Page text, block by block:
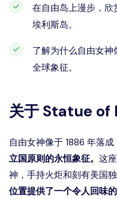
在自由岛上漫步，
埃利斯岛。
了解为什么自由女
全球象征。
关于 Statue of
自由女神像于 1886 年落
立国原则的永恒象征。 这
神，手持火炬和刻有美国
位置提供了一个令人回味的